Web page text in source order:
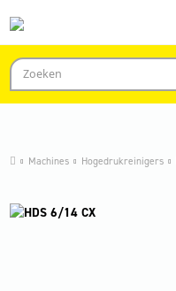
Machines Hogedrukreinigers